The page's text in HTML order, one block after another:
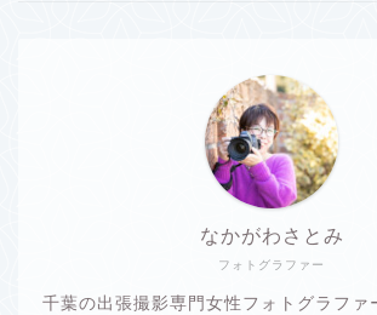
フォトグラファー
なかがわさとみ
千葉の出張撮影専門女性フォトグラファ